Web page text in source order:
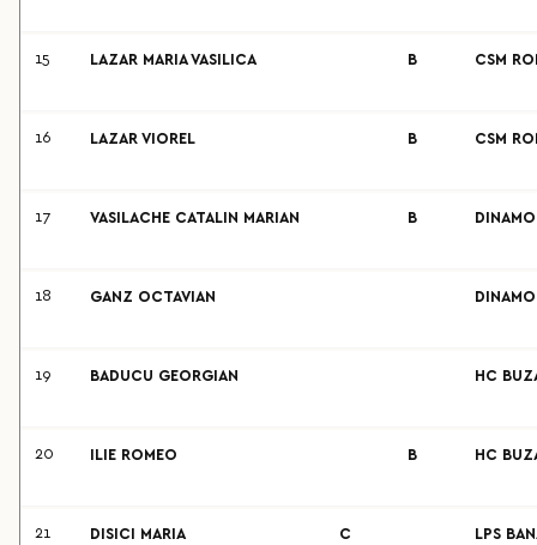
15 LAZAR MARIA VASILICA B CSM
16 LAZAR VIOREL B CSM
17 VASILACHE CATALIN MARIAN B
18 GANZ OCTAVIAN
19 BADUCU GEORGIAN HC
20 ILIE ROMEO B HC
21 DISICI MARIA C LPS